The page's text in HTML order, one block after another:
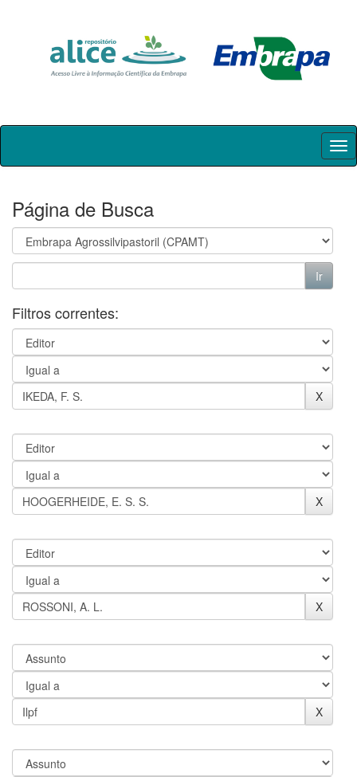
Skip
Página de Busca
Filtros correntes: